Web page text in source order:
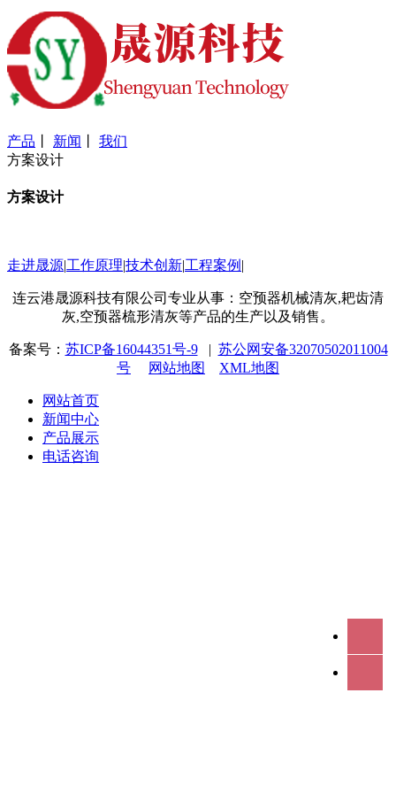
产品 新闻
我们
方案设计
方案设计
走进晟源|工作原理|技术创新|工程案例 |
连云港晟源科技有限公司专业从事：空预器机械清灰,耙齿清
灰,空预器梳形清灰等产品的生产以及销售。
备案号： 苏ICP备16044351号-9| 苏公网安备32070502011004
号
网站地图 XML地图
网站首页
新闻中心
产品展示
电话咨询